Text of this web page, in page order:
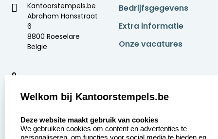
Kantoorstempels.be
Abraham Hansstraat
6
8800 Roeselare
België
9
Bedrijfsgegevens
Extra informatie
Onze vacatures
Aanvraag op maat Contact opnemen
Welkom bij Kantoorstempels.be
Deze website maakt gebruik van cookies
We gebruiken cookies om content en advertenties te
personaliseren, om functies voor social media te bieden en